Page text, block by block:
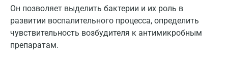
Он позволяет выделить бактерии и их роль в
развитии воспалительного процесса, определить
чувствительность возбудителя к антимикробным
препаратам.
Калуга
Кемерово